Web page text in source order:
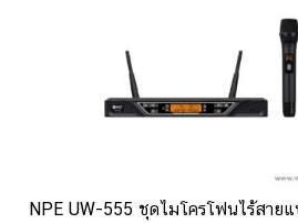
NPE UW-555 ชุดไมโครโฟนไร้สาย